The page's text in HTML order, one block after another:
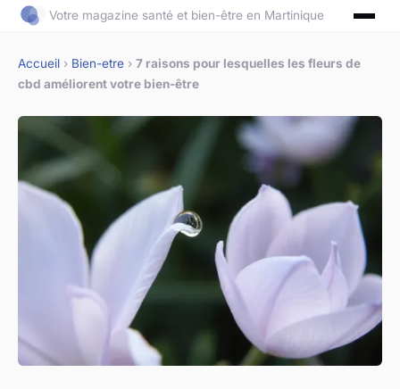
Votre magazine santé et bien-être en Martinique
Accueil › Bien-etre › 7 raisons pour lesquelles les fleurs de
cbd améliorent votre bien-être